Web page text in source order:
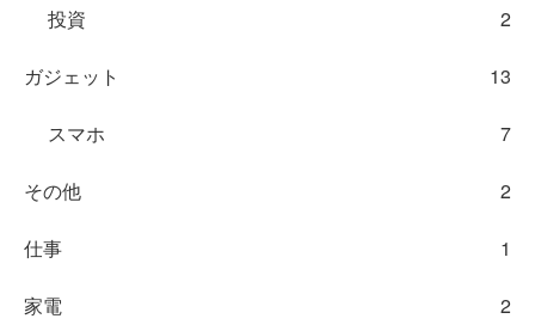
投資 2
ガジェット 13
スマホ 7
その他 2
仕事 1
家電 2